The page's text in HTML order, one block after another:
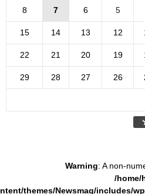
5
6
7
8
12
13
14
15
19
20
21
22
26
27
28
29
Warning: A non-
/home/
themes/Newsmag/includes/